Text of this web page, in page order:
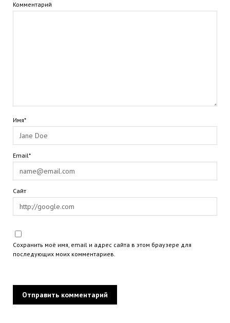
Комментарий
Имя*
Email*
Сайт
Сохранить моё имя, email и адрес сайта в этом браузере для
последующих моих комментариев.